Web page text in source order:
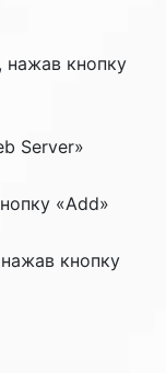
нажав кнопку
Server»
«Add»
кнопку